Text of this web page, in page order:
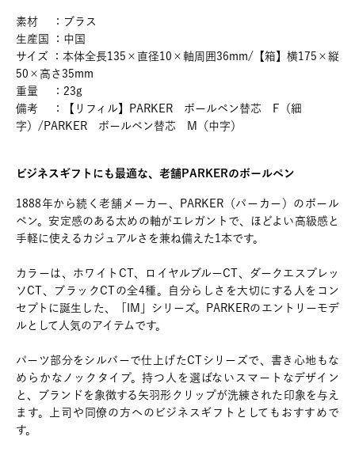
素材 ：ブラス
生産国 ：中国
サイズ ：本体全長135×直径10×軸周囲36mm/【箱】横175×縦
50×高さ35mm
重量 ：23g
備考 ：【リフィル】PARKER ボールペン替芯 F（細
字）/PARKER ボールペン替芯 M（中字）
ビジネスギフトにも最適な、老舗PARKERのボールペン
1888年から続く老舗メーカー、PARKER（パーカー）のボール
ペン。安定感のある太めの軸がエレガントで、ほどよい高級感と
手軽に使えるカジュアルさを兼ね備えた1本です。
カラーは、ホワイトCT、ロイヤルブルーCT、ダークエスプレッ
ソCT、ブラックCTの全4種。自分らしさを大切にする人をコン
セプトに誕生した、「IM」シリーズ。PARKERのエントリーモデ
ルとして人気のアイテムです。
パーツ部分をシルバーで仕上げたCTシリーズで、書き心地もな
めらかなノックタイプ。持つ人を選ばないスマートなデザイン
と、ブランドを象徴する矢羽形クリップが洗練された印象を与え
ます。上司や同僚の方へのビジネスギフトとしてもおすすめで
す。